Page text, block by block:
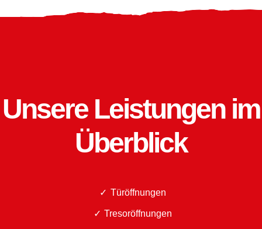
Unsere Leistungen im
Überblick
Türöffnungen
Tresoröffnungen